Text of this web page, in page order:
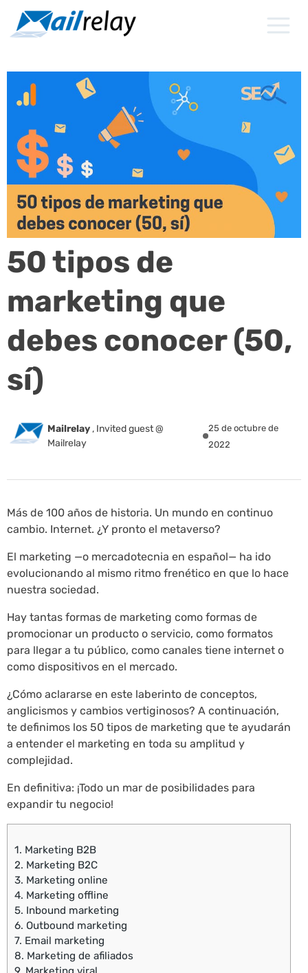
contenido
50 tipos de
marketing que
debes conocer (50,
sí)
Mailrelay , Invited guest @
Mailrelay
25 de octubre de
2022
Más de 100 años de historia. Un mundo en continuo
cambio. Internet. ¿Y pronto el metaverso?
El marketing —o mercadotecnia en español— ha ido
evolucionando al mismo ritmo frenético en que lo hace
nuestra sociedad.
Hay tantas formas de marketing como formas de
promocionar un producto o servicio, como formatos
para llegar a tu público, como canales tiene internet o
como dispositivos en el mercado.
¿Cómo aclararse en este laberinto de conceptos,
anglicismos y cambios vertiginosos? A continuación,
te definimos los 50 tipos de marketing que te ayudarán
a entender el marketing en toda su amplitud y
complejidad.
En definitiva: ¡Todo un mar de posibilidades para
expandir tu negocio!
1. Marketing B2B
2. Marketing B2C
3. Marketing online
4. Marketing offline
5. Inbound marketing
6. Outbound marketing
7. Email marketing
8. Marketing de afiliados